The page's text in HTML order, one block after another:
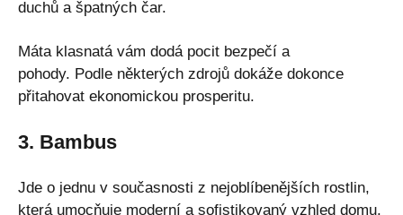
duchů a špatných čar.
Máta klasnatá vám dodá pocit bezpečí a
pohody. Podle některých zdrojů dokáže dokonce
přitahovat ekonomickou prosperitu.
3. Bambus
Jde o jednu v současnosti z nejoblíbenějších rostlin,
která umocňuje moderní a sofistikovaný vzhled domu.